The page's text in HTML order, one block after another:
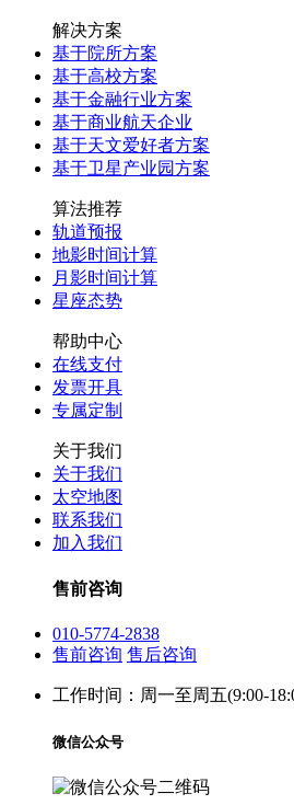
解决方案
基于院所方案
基于高校方案
基于金融行业方案
基于商业航天企业
基于天文爱好者方案
基于卫星产业园方案
算法推荐
轨道预报
地影时间计算
月影时间计算
星座态势
帮助中心
在线支付
发票开具
专属定制
关于我们
关于我们
太空地图
联系我们
加入我们
售前咨询
010-5774-2838
售前咨询 售后咨询
工作时间：周一至周五(9:00-
微信公众号